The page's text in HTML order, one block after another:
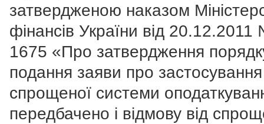
затвердженою наказом
фінансів України від
1675 «Про затвердження
подання заяви про застосування
спрощеної системи
передбачено і відмову від